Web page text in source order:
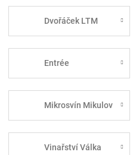
Dvořáček LTM
Entrée
Mikrosvín Mikulov
Vinařství Válka